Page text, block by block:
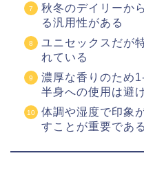
秋冬のデイリーか
る汎用性がある
ユニセックスだが
れている
濃厚な香りのため
半身への使用は避
体調や湿度で印象
すことが重要である